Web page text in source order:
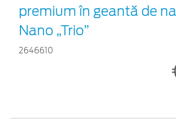
premium în geantă de
Nano „Trio”
2646610